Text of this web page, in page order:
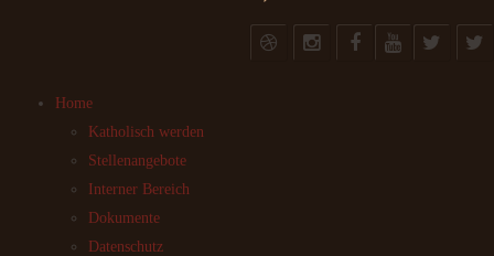
Home
Katholisch werden
Stellenangebote
Interner Bereich
Dokumente
Datenschutz